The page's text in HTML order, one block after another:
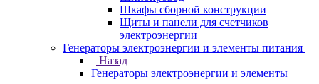
Шкафы сборной конструкции
Щиты и панели для счетчиков
электроэнергии
Генераторы электроэнергии и элементы питания
Назад
Генераторы электроэнергии и элементы